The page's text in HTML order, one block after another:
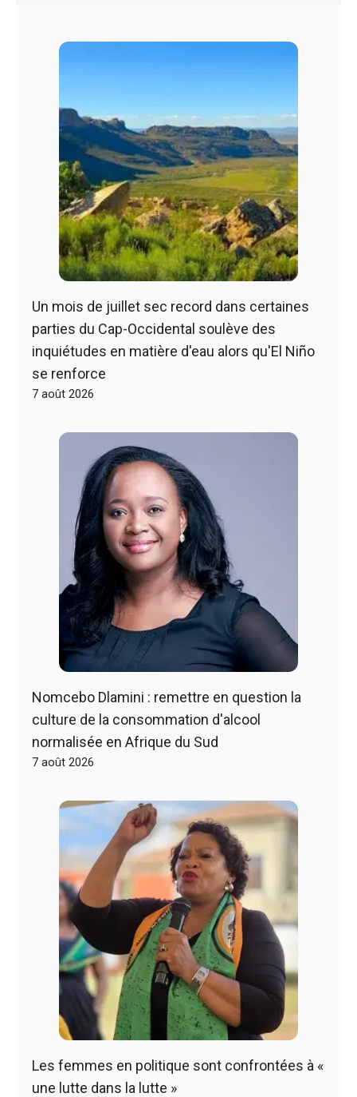
Un mois de juillet sec record dans certaines
parties du Cap-Occidental soulève des
inquiétudes en matière d'eau alors qu'El Niño
se renforce
7 août 2026
Nomcebo Dlamini : remettre en question la
culture de la consommation d'alcool
normalisée en Afrique du Sud
7 août 2026
Les femmes en politique sont confrontées à «
une lutte dans la lutte »